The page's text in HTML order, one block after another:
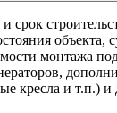
срок
монтажа
кресла и т.п.)